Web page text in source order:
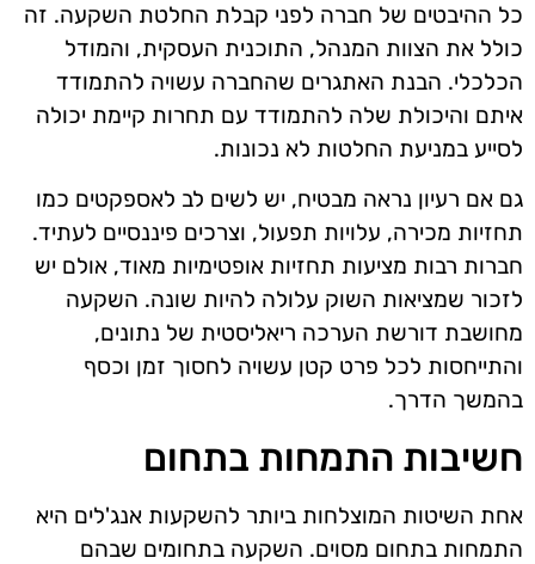
כל ההיבטים של חברה לפני קבלת החלטת השקעה. זה
כולל את הצוות המנהל, התוכנית העסקית, והמודל
הכלכלי. הבנת האתגרים שהחברה עשויה להתמודד
איתם והיכולת שלה להתמודד עם תחרות קיימת יכולה
לסייע במניעת החלטות לא נכונות.
גם אם רעיון נראה מבטיח, יש לשים לב לאספקטים כמו
תחזיות מכירה, עלויות תפעול, וצרכים פיננסיים לעתיד.
חברות רבות מציעות תחזיות אופטימיות מאוד, אולם יש
לזכור שמציאות השוק עלולה להיות שונה. השקעה
מחושבת דורשת הערכה ריאליסטית של נתונים,
והתייחסות לכל פרט קטן עשויה לחסוך זמן וכסף
בהמשך הדרך.
חשיבות התמחות בתחום
אחת השיטות המוצלחות ביותר להשקעות אנג'לים היא
התמחות בתחום מסוים. השקעה בתחומים שבהם